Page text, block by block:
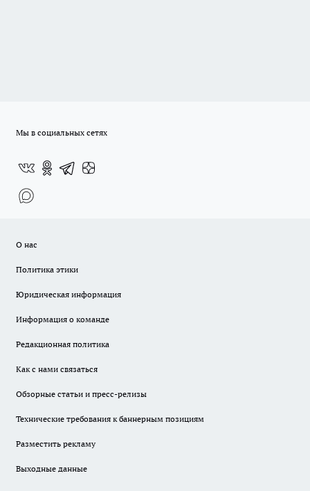
Мы в социальных сетях
О нас
Политика этики
Юридическая информация
Информация о команде
Редакционная политика
Как с нами связаться
Обзорные статьи и пресс-релизы
Технические требования к баннерным позициям
Разместить рекламу
Выходные данные